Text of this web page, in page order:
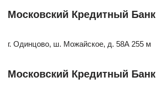
Московский Кредитный Банк
г. Одинцово, ш. Можайское, д. 58А 255 м
Московский Кредитный Банк